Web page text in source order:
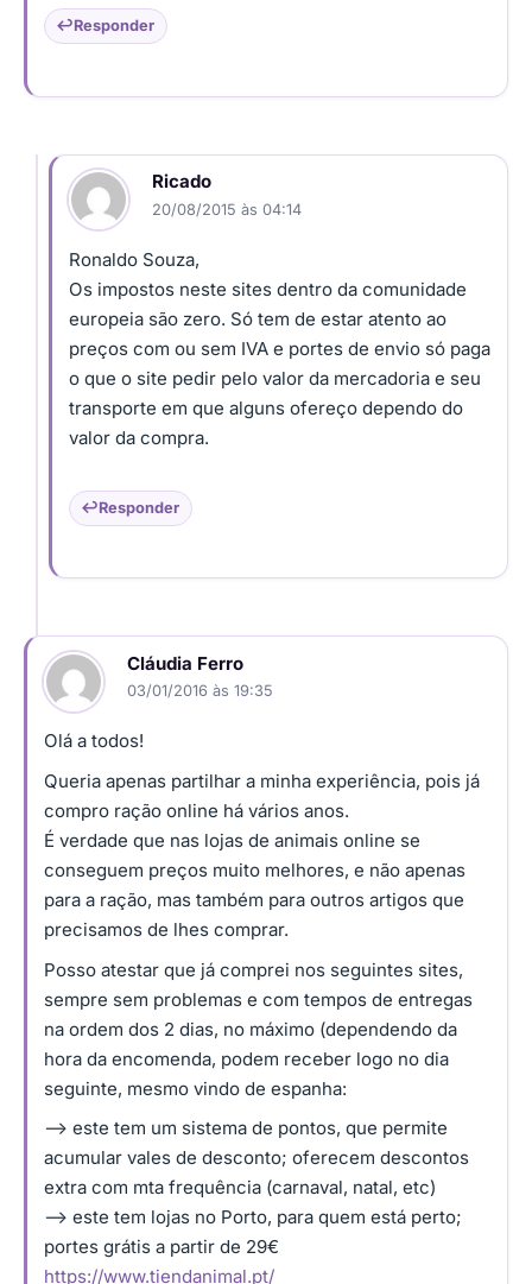
Responder
Ricado
20/08/2015 às 04:14
Ronaldo Souza,
Os impostos neste sites dentro da comunidade
europeia são zero. Só tem de estar atento ao
preços com ou sem IVA e portes de envio só paga
o que o site pedir pelo valor da mercadoria e seu
transporte em que alguns ofereço dependo do
valor da compra.
Responder
Cláudia Ferro
03/01/2016 às 19:35
Olá a todos!
Queria apenas partilhar a minha experiência, pois já
compro ração online há vários anos.
É verdade que nas lojas de animais online se
conseguem preços muito melhores, e não apenas
para a ração, mas também para outros artigos que
precisamos de lhes comprar.
Posso atestar que já comprei nos seguintes sites,
sempre sem problemas e com tempos de entregas
na ordem dos 2 dias, no máximo (dependendo da
hora da encomenda, podem receber logo no dia
seguinte, mesmo vindo de espanha:
–> este tem um sistema de pontos, que permite
acumular vales de desconto; oferecem descontos
extra com mta frequência (carnaval, natal, etc)
–> este tem lojas no Porto, para quem está perto;
portes grátis a partir de 29€
https://www.tiendanimal.pt/